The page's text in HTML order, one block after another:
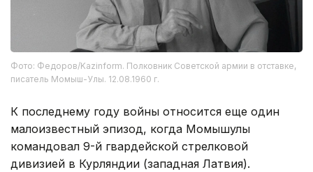
Фото: Федоров/Kazinform. Полковник Советской армии в отставке,
писатель Момыш-Улы. 12.08.1960 г.
К последнему году войны относится еще один
малоизвестный эпизод, когда Момышулы
командовал 9-й гвардейской стрелковой
дивизией в Курляндии (западная Латвия).